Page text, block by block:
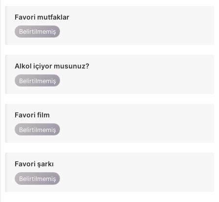
Favori mutfaklar
Belirtilmemiş
Alkol içiyor musunuz?
Belirtilmemiş
Favori film
Belirtilmemiş
Favori şarkı
Belirtilmemiş